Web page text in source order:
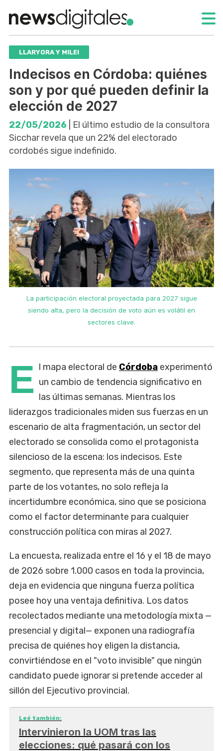
LLARYORA Y MILEI
Indecisos en Córdoba: quiénes
son y por qué pueden definir la
elección de 2027
22/05/2026 | El último estudio de la consultora
Sicchar revela que un 22% del electorado
cordobés sigue indefinido.
La participación electoral proyectada para 2027 sigue
siendo alta, pero la decisión de voto aún es volátil en
sectores clave.
E l mapa electoral de Córdoba experimentó
un cambio de tendencia significativo en
las últimas semanas. Mientras los
liderazgos tradicionales miden sus fuerzas en un
escenario de alta fragmentación, un sector del
electorado se consolida como el protagonista
silencioso de la escena: los indecisos. Este
segmento, que representa más de una quinta
parte de los votantes, no solo refleja la
incertidumbre económica, sino que se posiciona
como el factor determinante para cualquier
construcción política con miras al 2027.
La encuesta, realizada entre el 16 y el 18 de mayo
de 2026 sobre 1.000 casos en toda la provincia,
deja en evidencia que ninguna fuerza política
posee hoy una ventaja definitiva. Los datos
recolectados mediante una metodología mixta —
presencial y digital— exponen una radiografía
precisa de quiénes hoy eligen la distancia,
convirtiéndose en el "voto invisible" que ningún
candidato puede ignorar si pretende acceder al
sillón del Ejecutivo provincial.
Leé también:
Intervinieron la UOM tras las
elecciones: qué pasará con los